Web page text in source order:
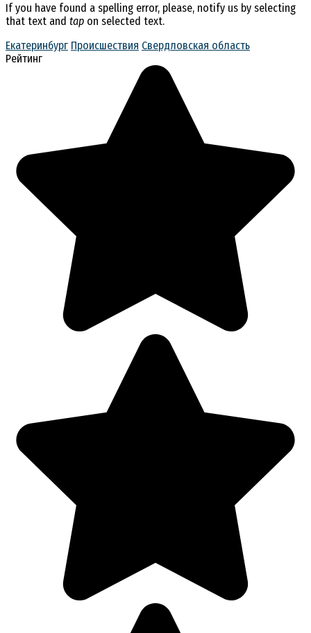
If you have found a spelling error, please, notify us by selecting
that text and tap on selected text.
Екатеринбург Происшествия Свердловская область
Рейтинг